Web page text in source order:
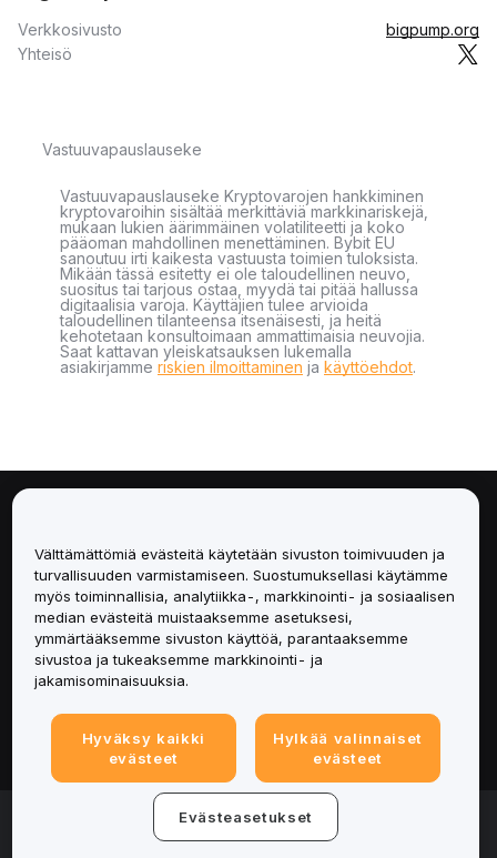
Verkkosivusto
bigpump.org
Yhteisö
Vastuuvapauslauseke
Vastuuvapauslauseke Kryptovarojen hankkiminen
kryptovaroihin sisältää merkittäviä markkinariskejä,
mukaan lukien äärimmäinen volatiliteetti ja koko
pääoman mahdollinen menettäminen. Bybit EU
sanoutuu irti kaikesta vastuusta toimien tuloksista.
Mikään tässä esitetty ei ole taloudellinen neuvo,
suositus tai tarjous ostaa, myydä tai pitää hallussa
digitaalisia varoja. Käyttäjien tulee arvioida
taloudellinen tilanteensa itsenäisesti, ja heitä
kehotetaan konsultoimaan ammattimaisia neuvojia.
Saat kattavan yleiskatsauksen lukemalla
asiakirjamme riskien ilmoittaminen ja käyttöehdot.
Palvelut
Tuki
Tuotteet
Lakiasiat
© 2025-2026 Bybit.eu. All rights reserved.
Välttämättömiä evästeitä käytetään sivuston toimivuuden ja
turvallisuuden varmistamiseen. Suostumuksellasi käytämme
myös toiminnallisia, analytiikka-, markkinointi- ja sosiaalisen
median evästeitä muistaaksemme asetuksesi,
ymmärtääksemme sivuston käyttöä, parantaaksemme
sivustoa ja tukeaksemme markkinointi- ja
jakamisominaisuuksia.
Hyväksy kaikki
evästeet
Hylkää valinnaiset
evästeet
Evästeasetukset